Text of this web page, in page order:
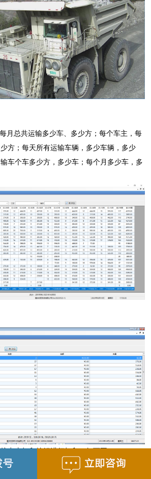
月总共运输多少车、多少方；每个车主，每
方；每天所有运输车辆，多少车辆，多少
车个车多少方，多少车；每个月多少车，多